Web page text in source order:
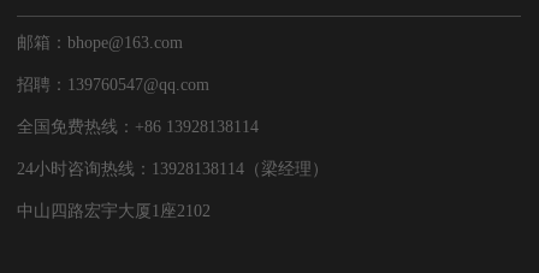
邮箱：bhope@163.com
招聘：139760547@qq.com
全国免费热线：+86 13928138114
24小时咨询热线：13928138114（梁经理）
中山四路宏宇大厦1座2102